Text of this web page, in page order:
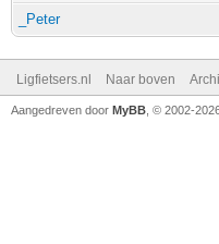
_Peter
Ligfietsers.nl Naar boven
Aangedreven door MyBB , © 2002-